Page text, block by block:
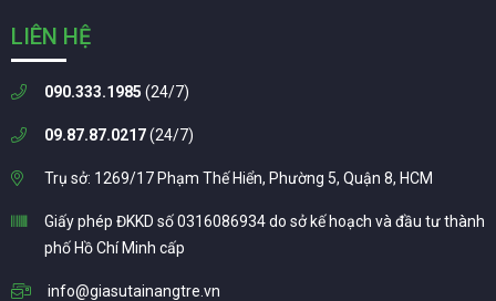
LIÊN HỆ
090.333.1985 (24/7)
09.87.87.0217(24/7)
Trụ sở: 1269/17 Phạm Thế Hiển, Phường 5, Quận 8, HCM
Giấy phép ĐKKD số 0316086934 do sở kế hoạch và đầu tư thành
phố Hồ Chí Minh cấp
info@giasutainangtre.vn